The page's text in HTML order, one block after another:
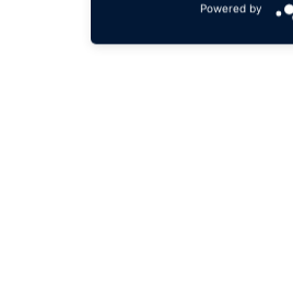
Powered by